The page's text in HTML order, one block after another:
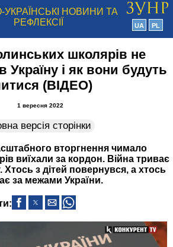
УКРАЇНСЬКІ НОВИНИ ТА
РЕФЛЕКСІЇ
UA PL
школярів не
Україну і як вони будуть
(ВІДЕО)
1 вересня 2022
версія сторінки
вторгнення чимало
виїхали за кордон. Війна триває
Хтось з дітей повернувся, а хтось
за межами України.